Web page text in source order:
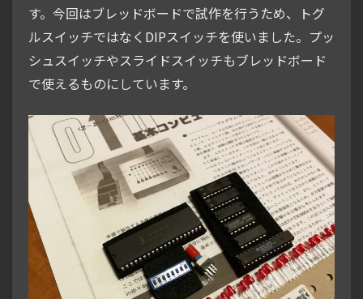
す。今回はブレッドボードで試作を行うため、トグ
ルスイッチではなくDIPスイッチを使いました。プッ
シュスイッチやスライドスイッチもブレッドボード
で使えるものにしています。